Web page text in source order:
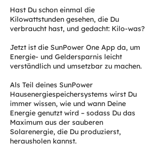
Hast Du schon einmal die
Kilowattstunden gesehen, die Du
verbraucht hast, und gedacht: Kilo-was?
Jetzt ist die SunPower One App da, um
Energie- und Geldersparnis leicht
verständlich und umsetzbar zu machen.
Als Teil deines SunPower
Hausenergiespeichersystems wirst Du
immer wissen, wie und wann Deine
Energie genutzt wird – sodass Du das
Maximum aus der sauberen
Solarenergie, die Du produzierst,
herausholen kannst.